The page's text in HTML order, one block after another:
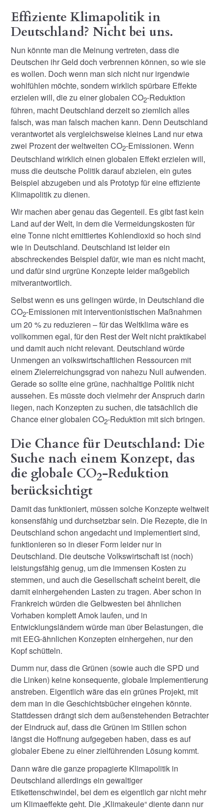
Effiziente Klimapolitik in
Deutschland? Nicht bei uns.
Nun könnte man die Meinung vertreten, dass die
Deutschen ihr Geld doch verbrennen können, so wie sie
es wollen. Doch wenn man sich nicht nur irgendwie
wohlfühlen möchte, sondern wirklich spürbare Effekte
erzielen will, die zu einer globalen CO2-Reduktion
führen, macht Deutschland derzeit so ziemlich alles
falsch, was man falsch machen kann. Denn Deutschland
verantwortet als vergleichsweise kleines Land nur etwa
zwei Prozent der weltweiten CO2-Emissionen. Wenn
Deutschland wirklich einen globalen Effekt erzielen will,
muss die deutsche Politik darauf abzielen, ein gutes
Beispiel abzugeben und als Prototyp für eine effiziente
Klimapolitik zu dienen.
Wir machen aber genau das Gegenteil. Es gibt fast kein
Land auf der Welt, in dem die Vermeidungskosten für
eine Tonne nicht emittiertes Kohlendioxid so hoch sind
wie in Deutschland. Deutschland ist leider ein
abschreckendes Beispiel dafür, wie man es nicht macht,
und dafür sind urgrüne Konzepte leider maßgeblich
mitverantwortlich.
Selbst wenn es uns gelingen würde, in Deutschland die
CO2-Emissionen mit interventionistischen Maßnahmen
um 20 % zu reduzieren – für das Weltklima wäre es
vollkommen egal, für den Rest der Welt nicht praktikabel
und damit auch nicht relevant. Deutschland würde
Unmengen an volkswirtschaftlichen Ressourcen mit
einem Zielerreichungsgrad von nahezu Null aufwenden.
Gerade so sollte eine grüne, nachhaltige Politik nicht
aussehen. Es müsste doch vielmehr der Anspruch darin
liegen, nach Konzepten zu suchen, die tatsächlich die
Chance einer globalen CO2-Reduktion mit sich bringen.
Die Chance für Deutschland: Die
Suche nach einem Konzept, das
die globale CO2-Reduktion
berücksichtigt
Damit das funktioniert, müssen solche Konzepte weltweit
konsensfähig und durchsetzbar sein. Die Rezepte, die in
Deutschland schon angedacht und implementiert sind,
funktionieren so in dieser Form leider nur in
Deutschland. Die deutsche Volkswirtschaft ist (noch)
leistungsfähig genug, um die immensen Kosten zu
stemmen, und auch die Gesellschaft scheint bereit, die
damit einhergehenden Lasten zu tragen. Aber schon in
Frankreich würden die Gelbwesten bei ähnlichen
Vorhaben komplett Amok laufen, und in
Entwicklungsländern würde man über Belastungen, die
mit EEG-ähnlichen Konzepten einhergehen, nur den
Kopf schütteln.
Dumm nur, dass die Grünen (sowie auch die SPD und
die Linken) keine konsequente, globale Implementierung
anstreben. Eigentlich wäre das ein grünes Projekt, mit
dem man in die Geschichtsbücher eingehen könnte.
Stattdessen drängt sich dem außenstehenden Betrachter
der Eindruck auf, dass die Grünen im Stillen schon
längst die Hoffnung aufgegeben haben, dass es auf
globaler Ebene zu einer zielführenden Lösung kommt.
Dann wäre die ganze propagierte Klimapolitik in
Deutschland allerdings ein gewaltiger
Etikettenschwindel, bei dem es eigentlich gar nicht mehr
um Klimaeffekte geht. Die „Klimakeule“ diente dann nur